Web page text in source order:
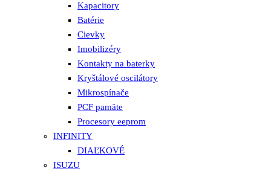
Kapacitory
Batérie
Cievky
Imobilizéry
Kontakty na baterky
Kryštálové oscilátory
Mikrospínače
PCF pamäte
Procesory eeprom
INFINITY
DIAĽKOVÉ
ISUZU